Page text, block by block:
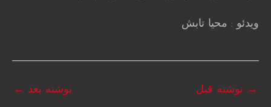
ویدئو : محیا تابش
→ نوشته قبل نوشته بعد ←